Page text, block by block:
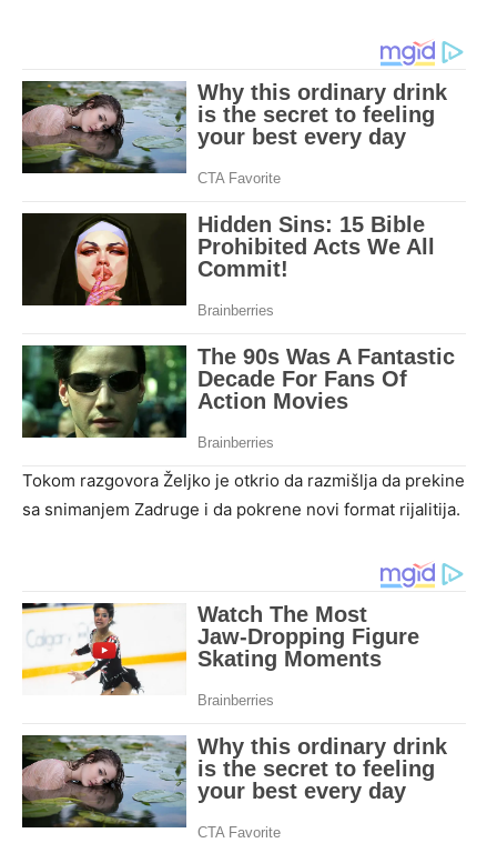
Tokom razgovora Željko je otkrio da razmišlja da prekine
sa snimanjem Zadruge i da pokrene novi format rijalitija.